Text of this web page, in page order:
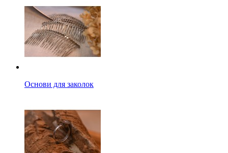
Основи для заколок